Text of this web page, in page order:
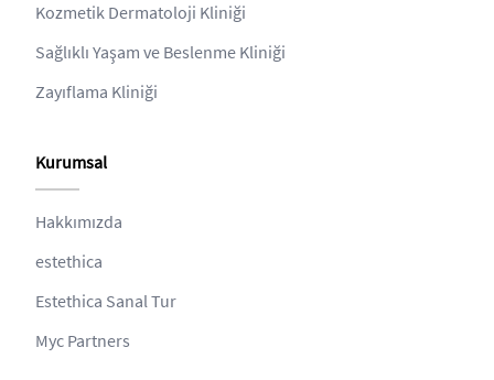
Kozmetik Dermatoloji Kliniği
Sağlıklı Yaşam ve Beslenme Kliniği
Zayıflama Kliniği
Kurumsal
Hakkımızda
estethica
Estethica Sanal Tur
Myc Partners